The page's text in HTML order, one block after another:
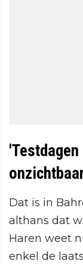
Dat is in
althans dat
Haren weet
enkel de